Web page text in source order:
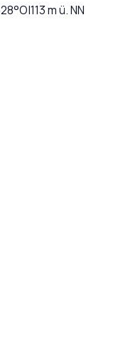
°O|113m ü. NN